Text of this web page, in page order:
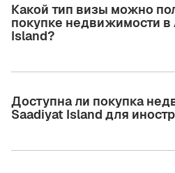
Какой тип визы можно
покупке недвижимости в
Island?
Доступна ли покупка
Saadiyat Island для